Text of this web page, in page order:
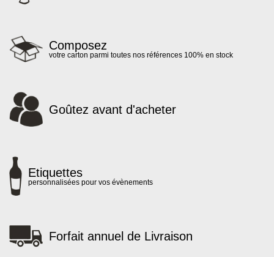
Composez
votre carton parmi toutes nos références 100% en stock
Goûtez avant d'acheter
Etiquettes
personnalisées pour vos évènements
Forfait annuel de Livraison